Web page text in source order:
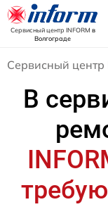
Сервисный центр INFORM в
Волгограде
Сервисный центр
В